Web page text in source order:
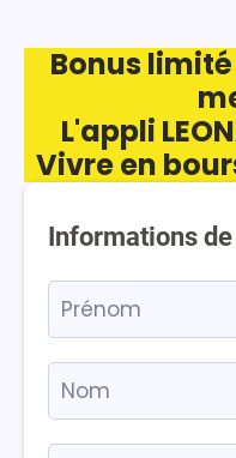
Bonus
L'appli
Vivre en
Informations